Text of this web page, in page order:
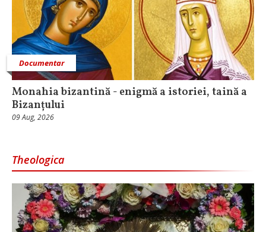
Documentar
Monahia bizantină - enigmă a istoriei, taină a
Bizanțului
09 Aug, 2026
Theologica